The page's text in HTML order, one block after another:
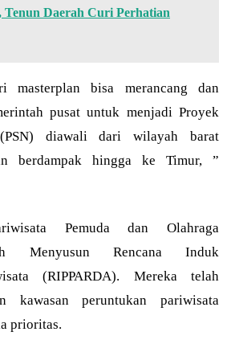
Tenun Daerah Curi Perhatian
masterplan bisa merancang dan
pusat untuk menjadi Proyek
diawali dari wilayah barat
berdampak hingga ke Timur, ”
Pemuda dan Olahraga
Menyusun Rencana Induk
(RIPPARDA). Mereka telah
kawasan peruntukan pariwisata
prioritas.